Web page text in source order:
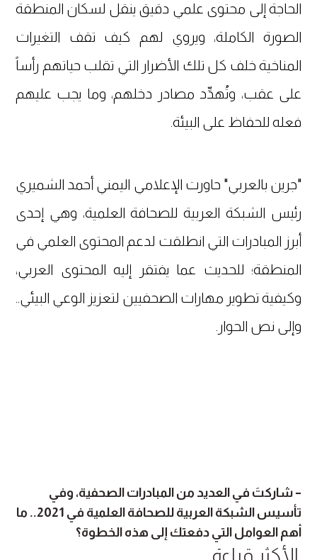
الحاجة إلى محتوى علمي دقيق ينقل لسكان المنطقة
الصورة الكاملة، ويروي لهم كيف تقف التغيرات
المناخية خلف كل تلك الأضرار التي تقلب حياتهم رأساً
على عقب، وتُهدِّد مصادر دخلهم، وما يجب عليهم
فعله للحفاظ على البيئة.
"جرين بالعربي" حاورت الإعلامي اليمني أحمد الشميري
رئيس الشبكة العربية للصحافة العلمية، وهي إحدى
أبرز المبادرات التي انطلقت لدعم المحتوى العلمي في
المنطقة؛ للحديث عما يفتقر إليه المحتوى العربي،
وكيفية تطوير مهارات الصحفيين لتعزيز الوعي البيئي..
وإلى نص الحوار.
– شاركتَ في العديد من المبادرات الصحفية، وفي
تأسيس الشبكة العربية للصحافة العلمية في 2021.. ما
أهم العوامل التي دفعتك إلى هذه الخطوة؟